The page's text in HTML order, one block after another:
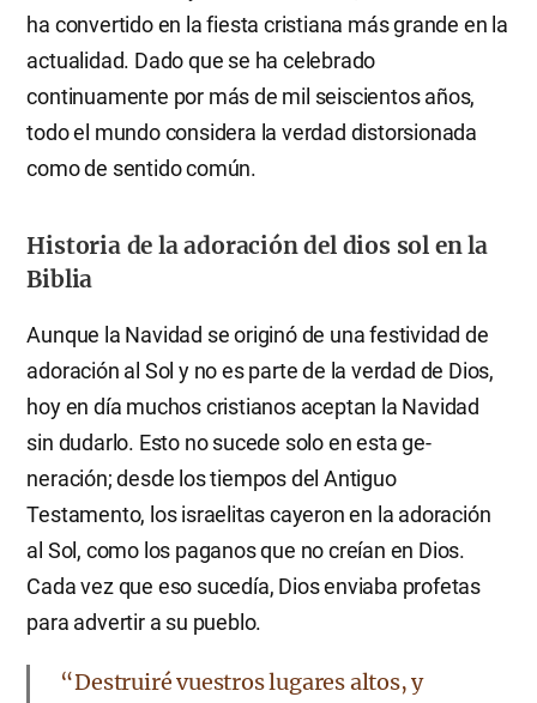
ha convertido en la fiesta cristiana más grande en la
actualidad. Dado que se ha celebrado
continuamente por más de mil seiscientos años,
todo el mundo considera la verdad distorsionada
como de sentido común.
Historia de la adoración del dios sol en la
Biblia
Aunque la Navidad se originó de una festividad de
adoración al Sol y no es parte de la verdad de Dios,
hoy en día muchos cristianos aceptan la Navidad
sin dudarlo. Esto no sucede solo en esta ge-
neración; desde los tiempos del Antiguo
Testamento, los israelitas cayeron en la adoración
al Sol, como los paganos que no creían en Dios.
Cada vez que eso sucedía, Dios enviaba profetas
para advertir a su pueblo.
“Destruiré vuestros lugares altos, y